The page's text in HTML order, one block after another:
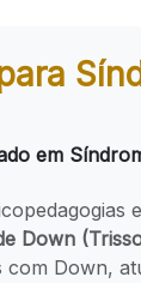
em
Down
Down,